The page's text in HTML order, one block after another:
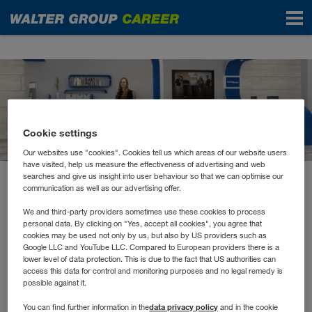
News
Virtuelle Events
„Die Stimmung im Büro, wenn man sie hautnah
mitbekommt – das brennt sich ein.“So ähnliche Aussagen
hören wir sehr oft bei Bewerbungsgesprächen. Die
Cookie settings
Our websites use "cookies". Cookies tell us which areas of our website users
have visited, help us measure the effectiveness of advertising and web
searches and give us insight into user behaviour so that we can optimise our
communication as well as our advertising offer.
We and third-party providers sometimes use these cookies to process
personal data. By clicking on "Yes, accept all cookies", you agree that
cookies may be used not only by us, but also by US providers such as
Google LLC and YouTube LLC. Compared to European providers there is a
lower level of data protection. This is due to the fact that US authorities can
access this data for control and monitoring purposes and no legal remedy is
possible against it.
You can find further information in thedata privacy policy and in the cookie